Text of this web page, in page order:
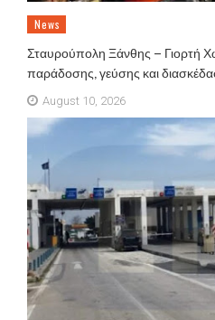
News
Σταυρούπολη Ξάνθης – Γιορτή
παράδοσης, γεύσης και
August 10, 2026